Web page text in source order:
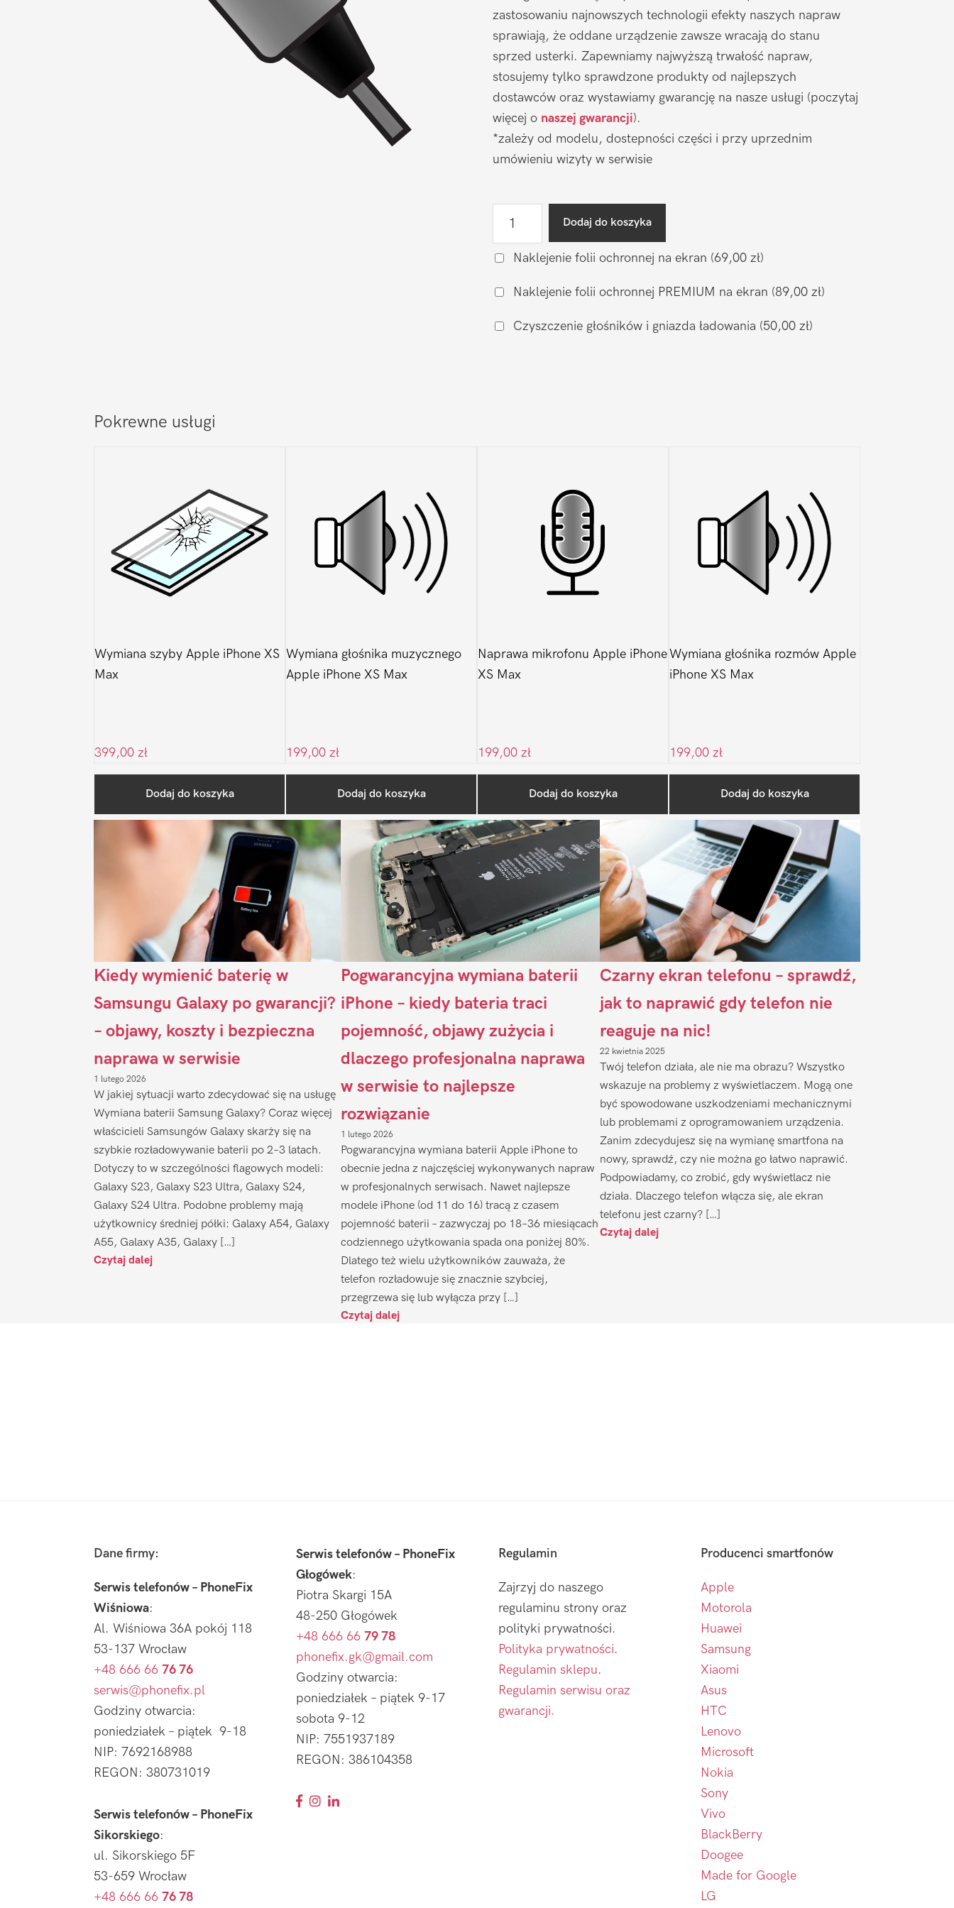
zastosowaniu najnowszych technologii efekty naszych napraw
sprawiają, że oddane urządzenie zawsze wracają do stanu
sprzed usterki. Zapewniamy najwyższą trwałość napraw,
stosujemy tylko sprawdzone produkty od najlepszych
dostawców oraz wystawiamy gwarancję na nasze usługi (poczytaj
więcej o naszej gwarancji).
*zależy od modelu, dostepności części i przy uprzednim
umówieniu wizyty w serwisie
gniazda
Apple
Dodaj do koszyka
Naklejenie folii ochronnej na ekran (69,00 zł)
Naklejenie folii ochronnej PREMIUM na ekran (89,00 zł)
Czyszczenie głośników i gniazda ładowania (50,00 zł)
Pokrewne usługi
Wymiana szyby Apple iPhone XS
Max
399,00 zł
Dodaj do koszyka
Wymiana głośnika muzycznego
Apple iPhone XS Max
199,00 zł
Dodaj do koszyka
Naprawa mikrofonu Apple iPhone
XS Max
199,00 zł
Dodaj do koszyka
Wymiana głośnika rozmów Apple
iPhone XS Max
199,00 zł
Dodaj do koszyka
Sidebar
Ostatnio na blogu
Kiedy wymienić baterię w
Samsungu Galaxy po gwarancji?
– objawy, koszty i bezpieczna
naprawa w serwisie
1 lutego 2026
W jakiej sytuacji warto zdecydować się na usługę
Wymiana baterii Samsung Galaxy? Coraz więcej
właścicieli Samsungów Galaxy skarży się na
szybkie rozładowywanie baterii po 2–3 latach.
Dotyczy to w szczególności flagowych modeli:
Galaxy S23, Galaxy S23 Ultra, Galaxy S24,
Galaxy S24 Ultra. Podobne problemy mają
użytkownicy średniej półki: Galaxy A54, Galaxy
A55, Galaxy A35, Galaxy […]
Czytaj dalej
Pogwarancyjna wymiana baterii
iPhone – kiedy bateria traci
pojemność, objawy zużycia i
dlaczego profesjonalna naprawa
w serwisie to najlepsze
rozwiązanie
1 lutego 2026
Pogwarancyjna wymiana baterii Apple iPhone to
obecnie jedna z najczęściej wykonywanych napraw
w profesjonalnych serwisach. Nawet najlepsze
modele iPhone (od 11 do 16) tracą z czasem
pojemność baterii – zazwyczaj po 18–36 miesiącach
codziennego użytkowania spada ona poniżej 80%.
Dlatego też wielu użytkowników zauważa, że
telefon rozładowuje się znacznie szybciej,
przegrzewa się lub wyłącza przy […]
Czytaj dalej
Czarny ekran telefonu – sprawdź,
jak to naprawić gdy telefon nie
reaguje na nic!
22 kwietnia 2025
Twój telefon działa, ale nie ma obrazu? Wszystko
wskazuje na problemy z wyświetlaczem. Mogą one
być spowodowane uszkodzeniami mechanicznymi
lub problemami z oprogramowaniem urządzenia.
Zanim zdecydujesz się na wymianę smartfona na
nowy, sprawdź, czy nie można go łatwo naprawić.
Podpowiadamy, co zrobić, gdy wyświetlacz nie
działa. Dlaczego telefon włącza się, ale ekran
telefonu jest czarny? […]
Czytaj dalej
Dane firmy:
Serwis telefonów – PhoneFix
Wiśniowa:
Al. Wiśniowa 36A pokój 118
53-137 Wrocław
+48 666 66 76 76
serwis@phonefix.pl
Godziny otwarcia:
poniedziałek – piątek 9-18
NIP: 7692168988
REGON: 380731019
Serwis telefonów – PhoneFix
Sikorskiego:
ul. Sikorskiego 5F
53-659 Wrocław
+48 666 66 76 78
Serwis telefonów – PhoneFix
Głogówek:
Piotra Skargi 15A
48-250 Głogówek
+48 666 66 79 78
phonefix.gk@gmail.com
Godziny otwarcia:
poniedziałek – piątek 9-17
sobota 9-12
NIP: 7551937189
REGON: 386104358
Regulamin
Zajrzyj do naszego
regulaminu strony oraz
polityki prywatności.
Polityka prywatności.
Regulamin sklepu.
Regulamin serwisu oraz
gwarancji.
Producenci smartfonów
Apple
Motorola
Huawei
Samsung
Xiaomi
Asus
HTC
Lenovo
Microsoft
Nokia
Sony
Vivo
BlackBerry
Doogee
Made for Google
LG